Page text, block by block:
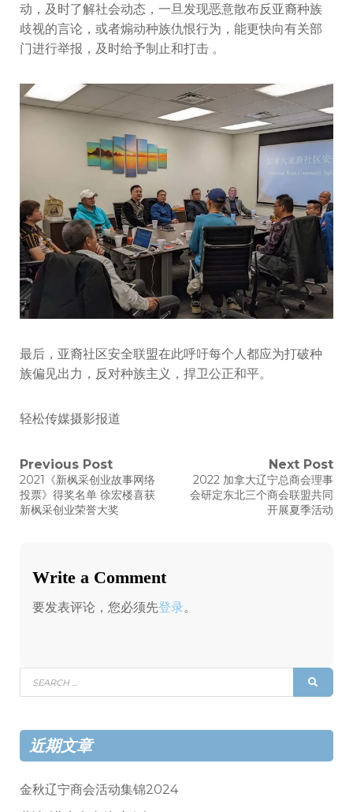
动，及时了解社会动态，一旦发现恶意散布反亚裔种族
歧视的言论，或者煽动种族仇恨行为，能更快向有关部
门进行举报，及时给予制止和打击 。
最后，亚裔社区安全联盟在此呼吁每个人都应为打破种
族偏见出力，反对种族主义，捍卫公正和平。
轻松传媒摄影报道
文
章
Previous Post
Previous
post:
2021《新枫采创业故事网络
投票》得奖名单 徐宏楼喜获
新枫采创业荣誉大奖
Next Post
Next
post:
2022 加拿大辽宁总商会理事
会研定东北三个商会联盟共同
开展夏季活动
Write a Comment
要发表评论，您必须先登录。
Search
for:
近期文章
金秋辽宁商会活动集锦2024